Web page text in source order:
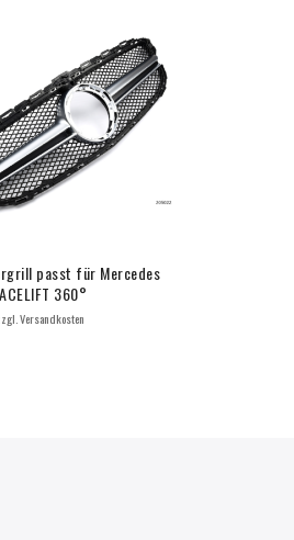
passt für Mercedes
360°
Versandkosten